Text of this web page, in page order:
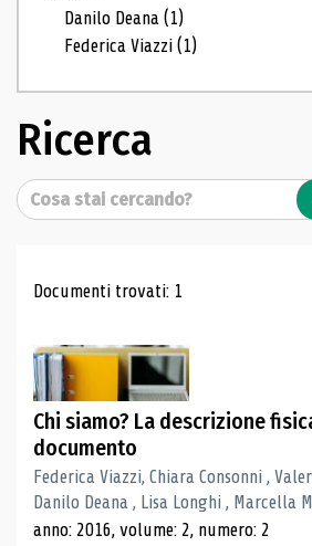
Danilo Deana(1)
Federica Viazzi(1)
Ricerca
Cerca
Risultati di
Documenti trovati: 1
Chi siamo? La descrizione
documento
Federica Viazzi, Chiara Consonni ,
Danilo Deana , Lisa Longhi , Marcella
anno: 2016, volume: 2, numero: 2